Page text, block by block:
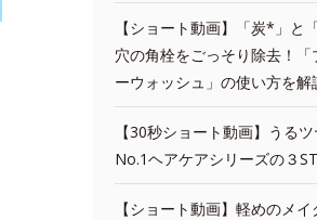
【ショート動画】「炭*」と
穴の角栓をごっそり除去！
ーウォッシュ」の使い方を解
【30秒ショート動画】うる
No.1ヘアケアシリーズの３
【ショート動画】軽めのメ